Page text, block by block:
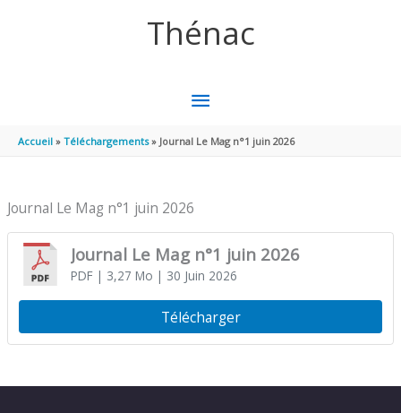
Thénac
MENU
PRINCIPAL
Accueil Téléchargements Journal Le Mag n°1 juin 2026
Journal Le Mag n°1 juin 2026
Journal Le Mag n°1 juin 2026
PDF| 3,27 Mo | 30 Juin 2026
Télécharger